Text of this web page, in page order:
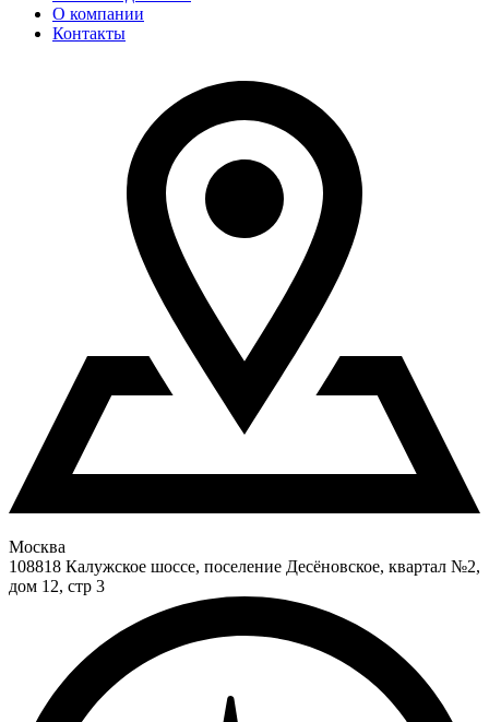
О компании
Контакты
Москва
108818 Калужское шоссе, поселение Десёновское, квартал №2,
дом 12, стр 3